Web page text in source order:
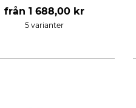
från1 688,00 kr
5 varianter